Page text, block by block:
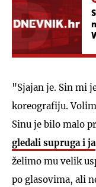
"Sjajan je. Sin mi
koreografiju.
Sinu je bilo malo
gledali supruga i ja
želimo mu velik
po glasovima, ali